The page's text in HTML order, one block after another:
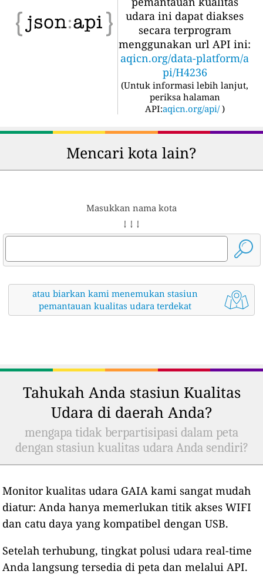
udara ini dapat diakses
secara terprogram
menggunakan url API ini:
aqicn.org/data-platform/a
pi/H4236
(Untuk informasi lebih lanjut,
periksa halaman
API:aqicn.org/api/ )
Mencari kota lain?
Masukkan nama kota
↓ ↓ ↓
atau biarkan kami menemukan stasiun
pemantauan kualitas udara terdekat
Tahukah Anda stasiun Kualitas
Udara di daerah Anda?
mengapa tidak berpartisipasi dalam peta
dengan stasiun kualitas udara Anda sendiri?
Monitor kualitas udara GAIA kami sangat mudah
diatur: Anda hanya memerlukan titik akses WIFI
dan catu daya yang kompatibel dengan USB.
Setelah terhubung, tingkat polusi udara real-time
Anda langsung tersedia di peta dan melalui API.